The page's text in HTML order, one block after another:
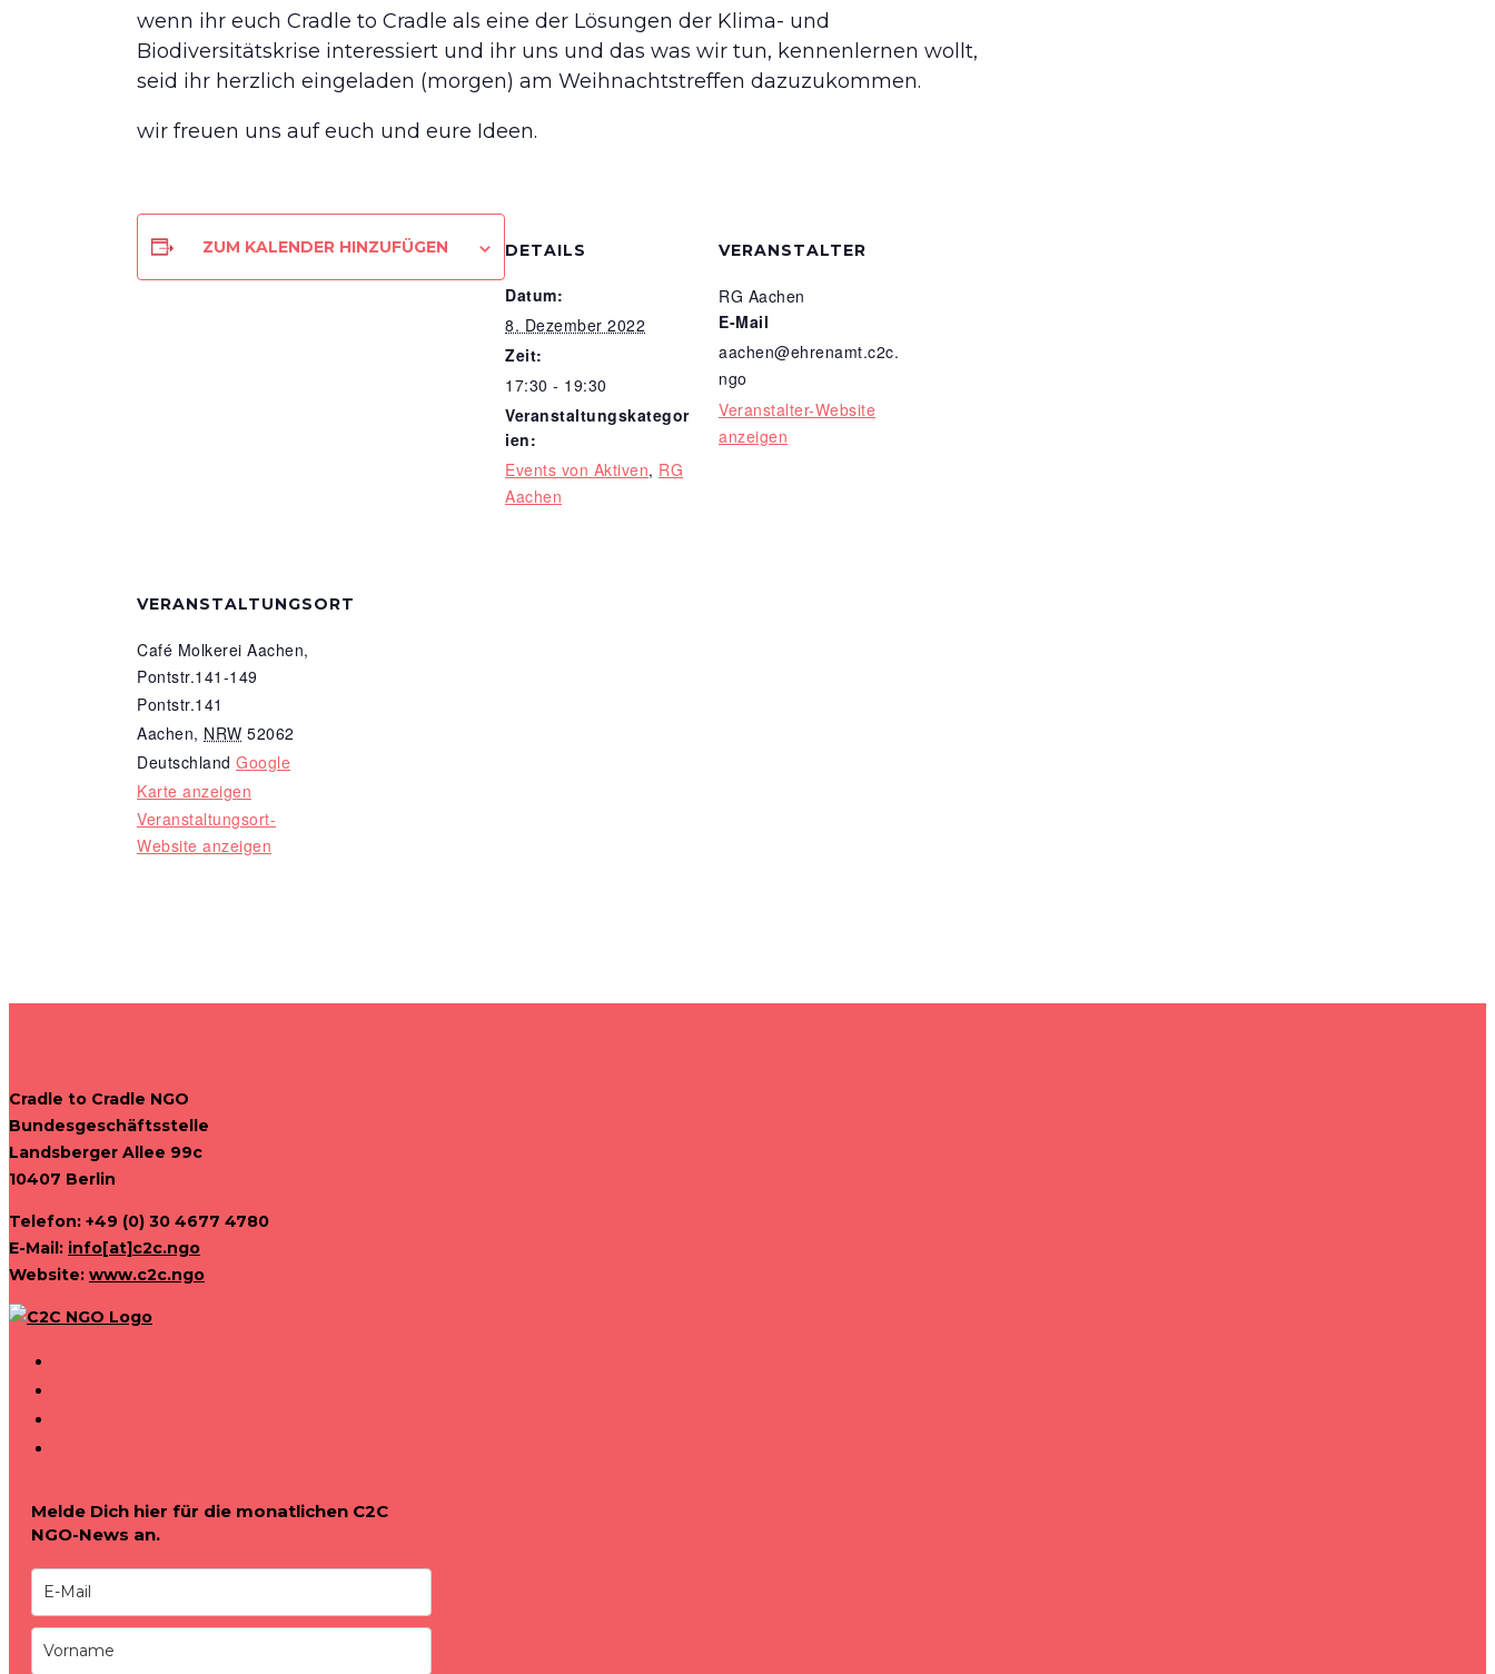
wenn ihr euch Cradle to Cradle als eine der Lösungen der Klima- und
Biodiversitätskrise interessiert und ihr uns und das was wir tun, kennenlernen wollt,
seid ihr herzlich eingeladen (morgen) am Weihnachtstreffen dazuzukommen.
wir freuen uns auf euch und eure Ideen.
ZUM KALENDER HINZUFÜGEN DETAILS
Datum:
8. Dezember 2022
Zeit:
17:30 - 19:30
Veranstaltungskategor
ien:
Events von Aktiven, RG
Aachen
VERANSTALTER
RG Aachen
E-Mail
aachen@ehrenamt.c2c.
ngo
Veranstalter-Website
anzeigen
VERANSTALTUNGSORT
Café Molkerei Aachen,
Pontstr.141-149
Pontstr.141
Aachen, NRW 52062
Deutschland Google
Karte anzeigen
Veranstaltungsort-
Website anzeigen
Cradle to Cradle NGO
Bundesgeschäftsstelle
Landsberger Allee 99c
10407 Berlin
Telefon: +49 (0) 30 4677 4780
E-Mail: info[at]c2c.ngo
Website: www.c2c.ngo
Melde Dich hier für die monatlichen C2C
NGO-News an.